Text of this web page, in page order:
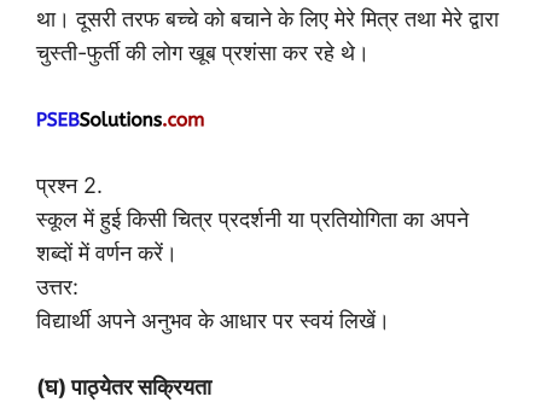
था। दूसरी तरफ बच्चे को बचाने के लिए मेरे मित्र तथा मेरे द्वारा
चुस्ती-फुर्ती की लोग खूब प्रशंसा कर रहे थे।
प्रश्न 2.
स्कूल में हुई किसी चित्र प्रदर्शनी या प्रतियोगिता का अपने
शब्दों में वर्णन करें।
उत्तर:
विद्यार्थी अपने अनुभव के आधार पर स्वयं लिखें।
(घ) पाठ्येतर सक्रियता